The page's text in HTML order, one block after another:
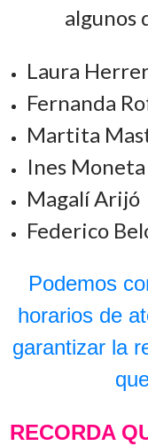
algunos
Laura
Fernanda
Martita
Ines Moneta
Magalí Arijó
Federico
Podemos
horarios de
garantizar la
RECORDA